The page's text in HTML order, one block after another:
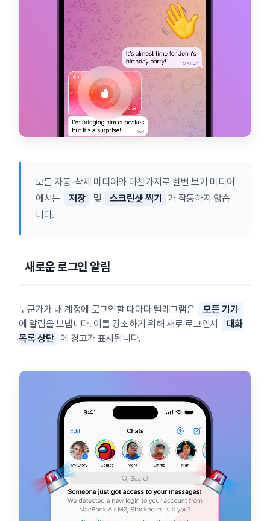
모든 자동-삭제 미디어와 마찬가지로 한번 보기 미디어
에서는
저장 및 스크린샷 찍기
가 작동하지 않습
니다.
새로운 로그인 알림
누군가가 내 계정에 로그인할 때마다 텔레그램은
모든 기기
에 알림을 보냅니다. 이를 강조하기 위해 새로 로그인시
대화
목록 상단
에 경고가 표시됩니다.